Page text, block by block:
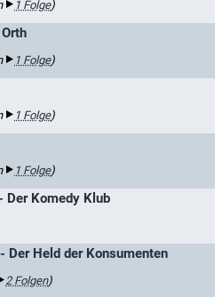
1 Folge)
1 Folge)
1 Folge)
1 Folge)
Der Komedy Klub
Der Held der Konsumenten
2 Folgen)